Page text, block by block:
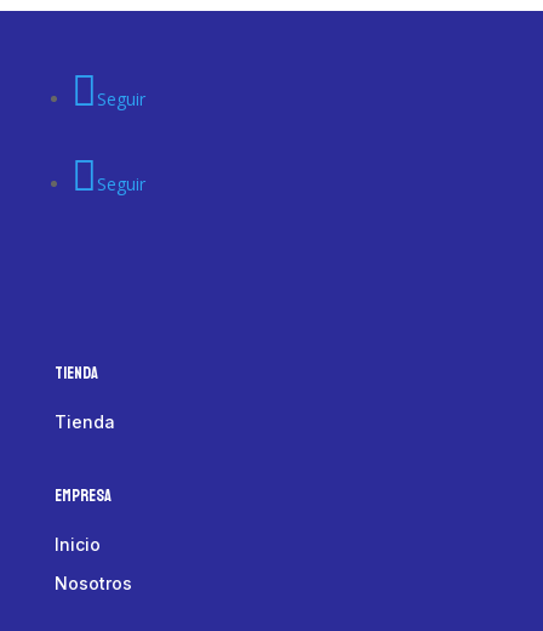
Seguir
Seguir
Tienda
Tienda
Empresa
Inicio
Nosotros